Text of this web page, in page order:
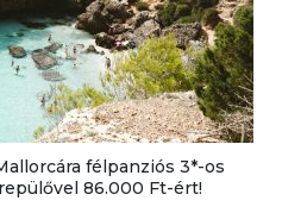
félpanziós 3*-os
86.000 Ft-ért!